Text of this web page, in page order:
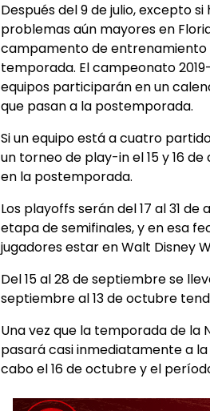
Después del 9 de julio, excepto
problemas aún mayores en
campamento de
temporada. El campeonato
equipos participarán en un
que pasan a la postemporada.
Si un equipo está a cuatro
un torneo de play-in el 15 y 16
en la postemporada.
Los playoffs serán del 17 al 31
etapa de semifinales, y en esa
jugadores estar en Walt Disney
Del 15 al 28 de septiembre se
septiembre al 13 de octubre
Una vez que la temporada de la
pasará casi inmediatamente a
cabo el 16 de octubre y el